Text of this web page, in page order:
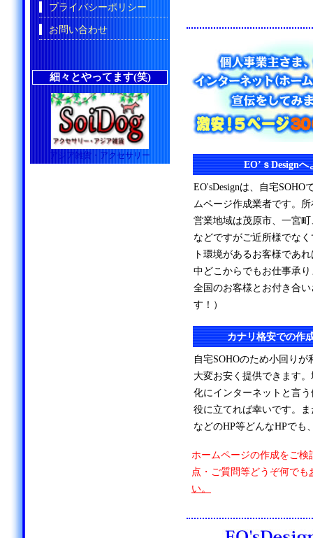
EO’ｓDesign
EO'sDesignは、自宅SOHO
ムページ作成業者です。
営業地域は茂原市、一宮
などですがご近所様でな
ト環境があるお客様であ
中どこからでもお仕事承
全国のお客様とお付き合
す！）
カナリ格安での作
自宅SOHOのため小回り
大変お安く提供できます
化にインターネットと言
役に立てれば幸いです。
などのHP等どんなHPでも
ホームページの作成をご検
点・ご質問等どうぞ何でも
い。
プライバシーポリシー
お問い合わせ
細々とやってます(笑)
アジア雑貨・アクセサリー